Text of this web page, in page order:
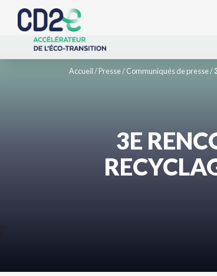
Accueil/Presse/Communiqués de presse/
3E